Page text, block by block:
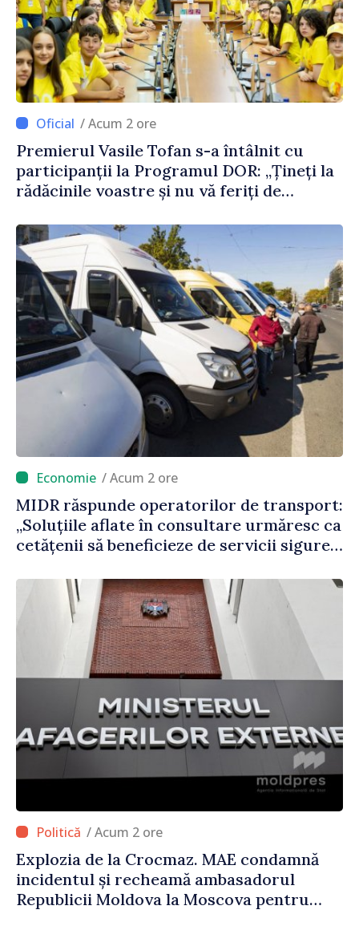
/ Acum 2 ore
Premierul Vasile Tofan s-a întâlnit cu
participanții la Programul DOR: „Țineți la
rădăcinile voastre și nu vă feriți de
reuși”
/ Acum 2 ore
MIDR răspunde operatorilor de transport:
„Soluțiile aflate în consultare urmăresc ca
cetățenii să beneficieze de servicii sigure,
/ Acum 2 ore
Explozia de la Crocmaz. MAE condamnă
incidentul și recheamă ambasadorul
Republicii Moldova la Moscova pentru